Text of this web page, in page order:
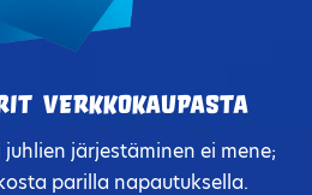
verkkokaupasta
järjestäminen ei mene;
parilla napautuksella.